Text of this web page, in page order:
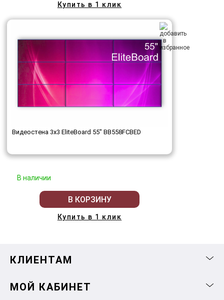
Купить в 1 клик
Видеостена 3x3 EliteBoard 55" BB558FCBED
В наличии
В КОРЗИНУ
Купить в 1 клик
КЛИЕНТАМ
МОЙ КАБИНЕТ